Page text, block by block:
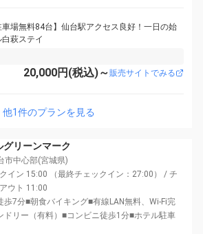
車場無料84台】仙台駅アクセス良好！一日の始
萩ステイ
20,000円(税込)～販売サイトでみる
他1件のプランを見る
グリーンマーク
市中心部(宮城県)
イン 15:00 （最終チェックイン：27:00） / チ
ウト 11:00
歩7分■朝食バイキング■有線LAN無料、Wi-Fi完
ドリー（有料）■コンビニ徒歩1分■ホテル駐車